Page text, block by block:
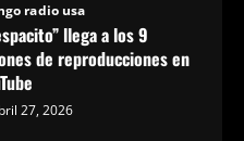
radio usa
llega a los 9
de reproducciones en
27, 2026